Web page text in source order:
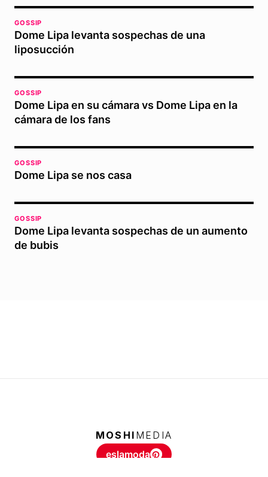
GOSSIP
Dome Lipa levanta sospechas de una
liposucción
GOSSIP
Dome Lipa en su cámara vs Dome Lipa en la
cámara de los fans
GOSSIP
Dome Lipa se nos casa
GOSSIP
Dome Lipa levanta sospechas de un aumento
de bubis
MOSHI MEDIA
eslamoda